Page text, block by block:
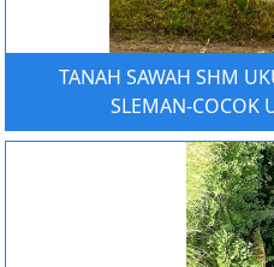
TANAH SAWAH SHM
SLEMAN-COCOK